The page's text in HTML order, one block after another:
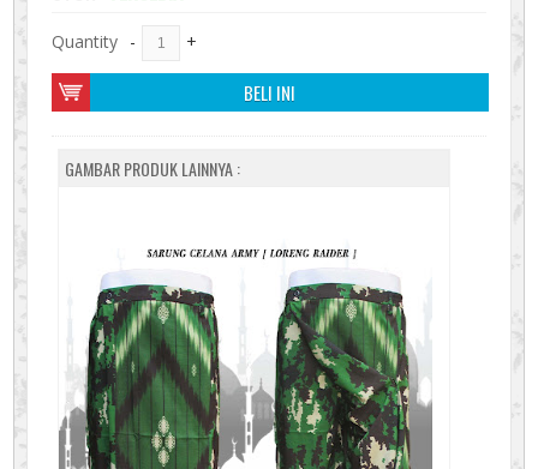
Quantity - +
BELI INI
GAMBAR PRODUK LAINNYA :